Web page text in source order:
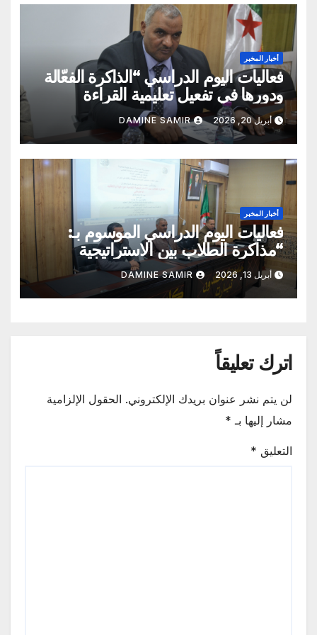
أخبار المخبر
فعاليات اليوم الدراسي “الذاكرة الفعّالة
ودورها في تفعيل تعليمية القراءة
السريعة والقراءة التصويرية”
أبريل 20, 2026 DAMINE SAMIR
أخبار المخبر
فعاليات اليوم الدراسي الموسوم بـ:
“مذاكرة الطلاب بين الاستراتيجية
العلمية الواعية والتقليد الاعتباطي”
أبريل 13, 2026 DAMINE SAMIR
اترك تعليقاً
لن يتم نشر عنوان بريدك الإلكتروني. الحقول الإلزامية
مشار إليها بـ *
التعليق *